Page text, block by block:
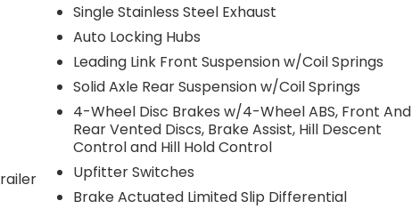
drive today and discover the ultimate adventure
Stackable 10% Below MSRP (1/B/L/E) . Exp. 08/31/2026
Single Stainless Steel Exhaust
Auto Locking Hubs
Leading Link Front Suspension w/Coil Springs
Solid Axle Rear Suspension w/Coil Springs
4-Wheel Disc Brakes w/4-Wheel ABS, Front And
Rear Vented Discs, Brake Assist, Hill Descent
Control and Hill Hold Control
Upfitter Switches
Brake Actuated Limited Slip Differential